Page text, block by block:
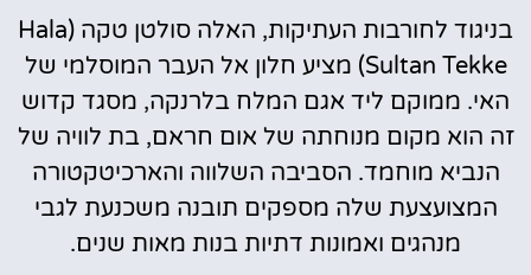
בניגוד לחורבות העתיקות, האלה סולטן טקה (Hala
Sultan Tekke) מציע חלון אל העבר המוסלמי של
האי. ממוקם ליד אגם המלח בלרנקה, מסגד קדוש
זה הוא מקום מנוחתה של אום חראם, בת לוויה של
הנביא מוחמד. הסביבה השלווה והארכיטקטורה
המצועצעת שלה מספקים תובנה משכנעת לגבי
מנהגים ואמונות דתיות בנות מאות שנים.